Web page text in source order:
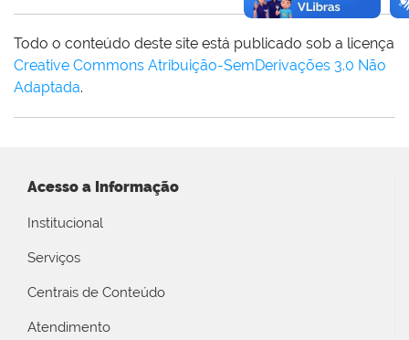
Todo o conteúdo deste site está publicado sob a licença
Creative Commons Atribuição-SemDerivações 3.0 Não
Adaptada.
Acesso a Informação
Institucional
Serviços
Centrais de Conteúdo
Atendimento